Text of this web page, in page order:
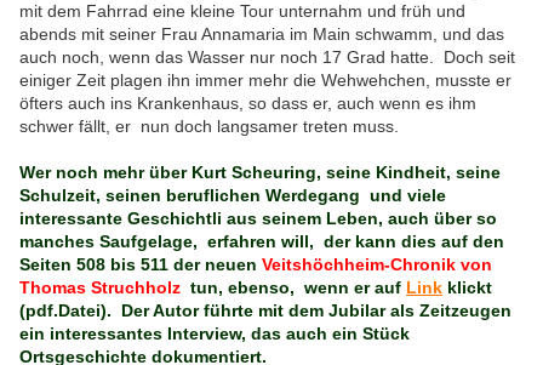
mit dem Fahrrad eine kleine Tour unternahm und früh und
abends mit seiner Frau Annamaria im Main schwamm, und das
auch noch, wenn das Wasser nur noch 17 Grad hatte. Doch seit
einiger Zeit plagen ihn immer mehr die Wehwehchen, musste er
öfters auch ins Krankenhaus, so dass er, auch wenn es ihm
schwer fällt, er nun doch langsamer treten muss.
Wer noch mehr über Kurt Scheuring, seine Kindheit, seine
Schulzeit, seinen beruflichen Werdegang und viele
interessante Geschichtli aus seinem Leben, auch über so
manches Saufgelage, erfahren will, der kann dies auf den
Seiten 508 bis 511 der neuen Veitshöchheim-Chronik von
Thomas Struchholz tun, ebenso, wenn er auf Link klickt
(pdf.Datei).
Der Autor führte mit dem Jubilar als Zeitzeugen
ein interessantes Interview, das auch ein Stück
Ortsgeschichte dokumentiert.